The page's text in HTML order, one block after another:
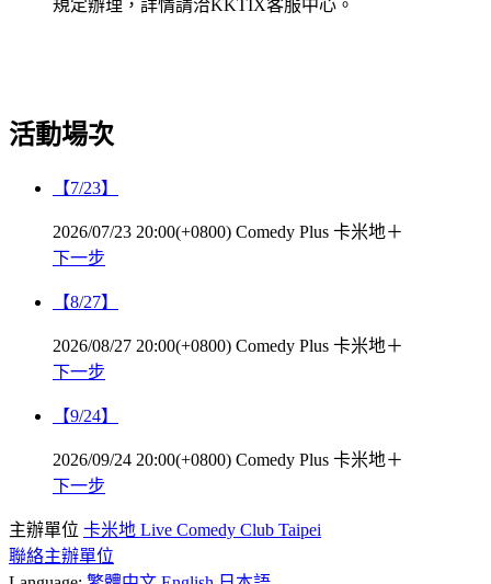
規定辦理，詳情請洽KKTIX客服中心。
活動場次
【7/23】
2026/07/23 20:00(+0800) Comedy Plus 卡米地＋
下一步
【8/27】
2026/08/27 20:00(+0800) Comedy Plus 卡米地＋
下一步
【9/24】
2026/09/24 20:00(+0800) Comedy Plus 卡米地＋
下一步
主辦單位 卡米地 Live Comedy Club Taipei
聯絡主辦單位